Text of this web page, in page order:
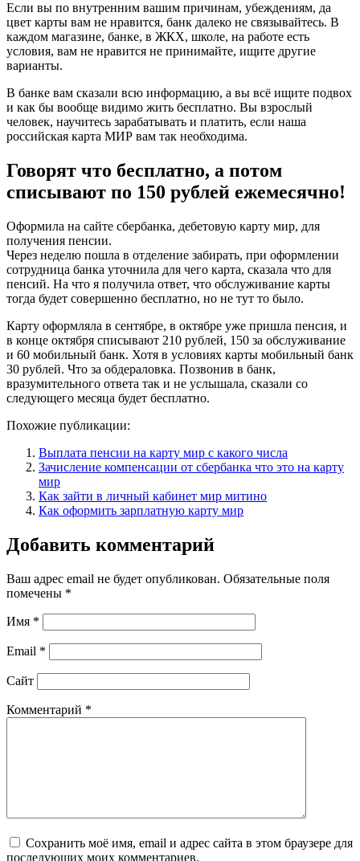
Если вы по внутренним вашим причинам, убеждениям, да
цвет карты вам не нравится, банк далеко не связывайтесь. В
каждом магазине, банке, в ЖКХ, школе, на работе есть
условия, вам не нравится не принимайте, ищите другие
варианты.
В банке вам сказали всю информацию, а вы всё ищите подвох
и как бы вообще видимо жить бесплатно. Вы взрослый
человек, научитесь зарабатывать и платить, если наша
российская карта МИР вам так необходима.
Говорят что бесплатно, а потом
списывают по 150 рублей ежемесячно!
Оформила на сайте сбербанка, дебетовую карту мир, для
получения пенсии.
Через неделю пошла в отделение забирать, при оформлении
сотрудница банка уточнила для чего карта, сказала что для
пенсий. На что я получила ответ, что обслуживание карты
тогда будет совершенно бесплатно, но не тут то было.
Карту оформляла в сентябре, в октябре уже пришла пенсия, и
в конце октября списывают 210 рублей, 150 за обслуживание
и 60 мобильный банк. Хотя в условиях карты мобильный банк
30 рублей. Что за обдераловка. Позвонив в банк,
вразумительного ответа так и не услышала, сказали со
следующего месяца будет бесплатно.
Похожие публикации:
Выплата пенсии на карту мир с какого числа
Зачисление компенсации от сбербанка что это на карту
мир
Как зайти в личный кабинет мир митино
Как оформить зарплатную карту мир
Добавить комментарий
Ваш адрес email не будет опубликован. Обязательные поля
помечены *
Имя *
Email *
Сайт
Комментарий *
Сохранить моё имя, email и адрес сайта в этом браузере для
последующих моих комментариев.